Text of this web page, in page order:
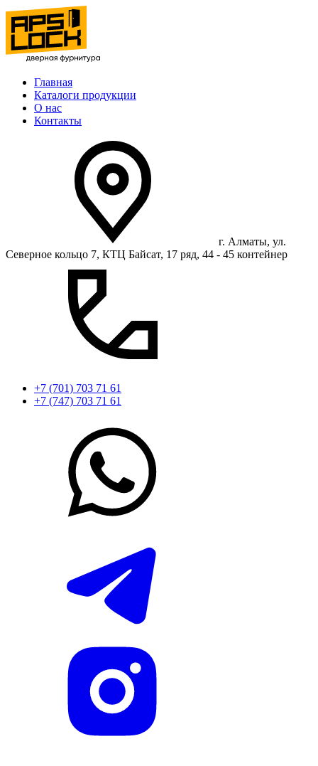
Главная
Каталоги продукции
О нас
Контакты
г. Алматы, ул.
Северное кольцо 7, КТЦ Байсат, 17 ряд, 44 - 45 контейнер
+7 (701) 703 71 61
+7 (747) 703 71 61